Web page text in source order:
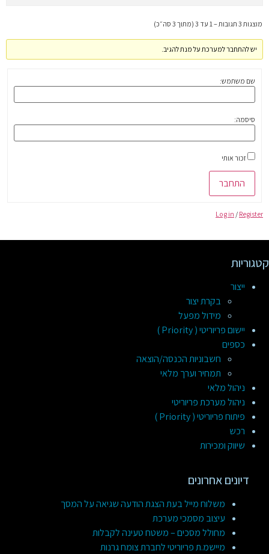
מוצגות 3 תגובות – 1 עד 3 (מתוך 3 סה״כ)
יש להתחבר למערכת על מנת להגיב.
שם משתמש:
סיסמה:
זכור אותי
התחבר
Log in / Register
קטגוריות
ייצור
בקרת יצור
מידול מפעל
יישום פריוריטי ( Priority )
כספים
חשבוניות הכנסה/הוצאה
תמחיר וערך מלאי
ניהול מלאי
ניהול מערכת פריוריטי
פיתוח פריוריטי ( Priority )
רכש
שיווק ומכירות
דיונים אחרונים
משלוח מייל בעת הצגת הודעה שגיאה על המסך
עיצוב מסמכי מערכת
מחולל מסכים – משטח טעינה לקבלות
מיישמ.ת פריוריטי לחברת צומח גרנות